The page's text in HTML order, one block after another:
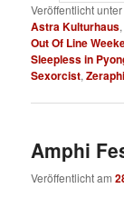
Veröffentlicht unter
Astra Kulturhaus,
Out Of Line
Sleepless in
Sexorcist,
Amphi
Veröffentlicht am